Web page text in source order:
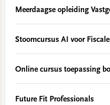
Meerdaagse opleiding
Stoomcursus AI voor
Online cursus toepassing
Future Fit Professionals